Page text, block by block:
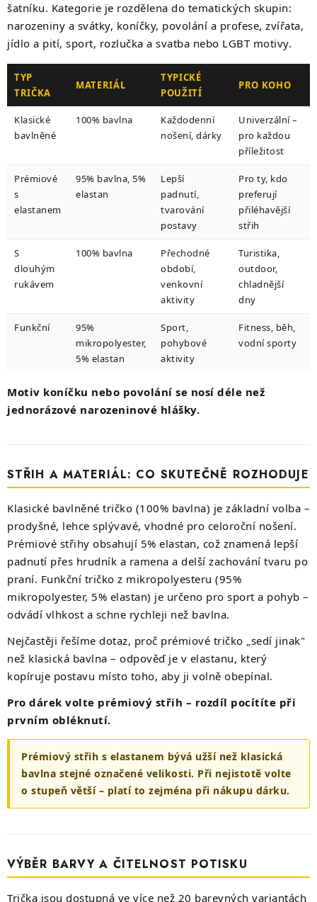
šatníku. Kategorie je rozdělena do tematických skupin:
narozeniny a svátky, koníčky, povolání a profese, zvířata,
jídlo a pití, sport, rozlučka a svatba nebo LGBT motivy.
TYP
TRIČKA
MATERIÁL
TYPICKÉ
POUŽITÍ
PRO KOHO
Klasické
bavlněné
100% bavlna
Každodenní
nošení, dárky
Univerzální –
pro každou
příležitost
Prémiové
s
elastanem
95% bavlna, 5%
elastan
Lepší
padnutí,
tvarování
postavy
Pro ty, kdo
preferují
přiléhavější
střih
S
dlouhým
rukávem
100% bavlna
Přechodné
období,
venkovní
aktivity
Turistika,
outdoor,
chladnější
dny
Funkční
95%
mikropolyester,
5% elastan
Sport,
pohybové
aktivity
Fitness, běh,
vodní sporty
Motiv koníčku nebo povolání se nosí déle než
jednorázové narozeninové hlášky.
STŘIH A MATERIÁL: CO SKUTEČNĚ ROZHODUJE
Klasické bavlněné tričko (100% bavlna) je základní volba –
prodyšné, lehce splývavé, vhodné pro celoroční nošení.
Prémiové střihy obsahují 5% elastan, což znamená lepší
padnutí přes hrudník a ramena a delší zachování tvaru po
praní. Funkční tričko z mikropolyesteru (95%
mikropolyester, 5% elastan) je určeno pro sport a pohyb –
odvádí vlhkost a schne rychleji než bavlna.
Nejčastěji řešíme dotaz, proč prémiové tričko „sedí jinak"
než klasická bavlna – odpověď je v elastanu, který
kopíruje postavu místo toho, aby ji volně obepínal.
Pro dárek volte prémiový střih – rozdíl pocítíte při
prvním obléknutí.
Prémiový střih s elastanem bývá užší než klasická
bavlna stejné označené velikosti. Při nejistotě volte
o stupeň větší – platí to zejména při nákupu dárku.
VÝBĚR BARVY A ČITELNOST POTISKU
Trička jsou dostupná ve více než 20 barevných variantách